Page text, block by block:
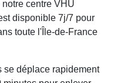
centre VHU
disponible 7j/7 pour
toute l'Île-de-France
se déplace rapidement